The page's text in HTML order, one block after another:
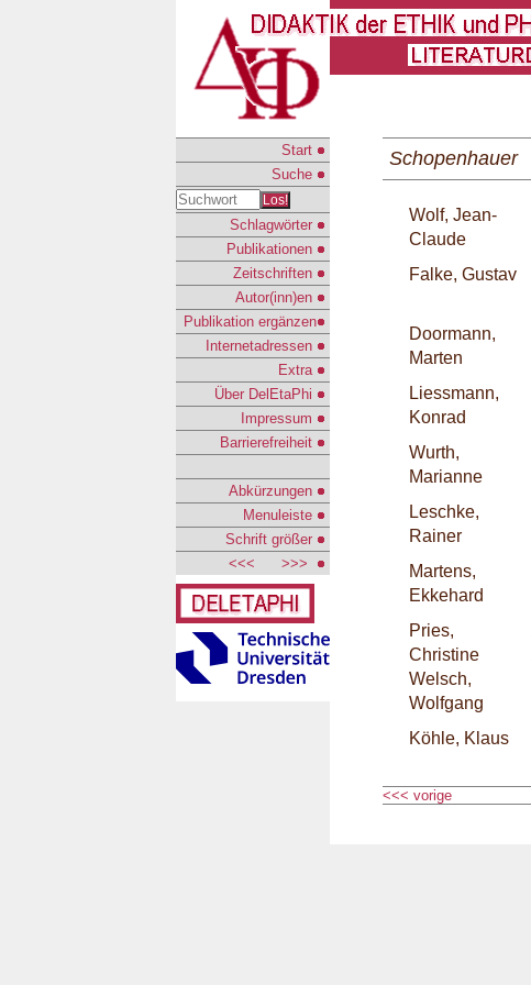
Start
Suche
Los!
Schlagwörter
Publikationen
Zeitschriften
Autor(inn)en
Publikation ergänzen
Internetadressen
Extra
Über DelEtaPhi
Impressum
Barrierefreiheit
Abkürzungen
Menuleiste
Schrift größer
<<<
>>>
Schopenhauer
Wolf, Jean-
Claude
Falke, Gustav
Doormann,
Marten
Liessmann,
Konrad
Wurth,
Marianne
Leschke,
Rainer
Martens,
Ekkehard
Pries,
Christine
Welsch,
Wolfgang
Köhle, Klaus
<<< vorige